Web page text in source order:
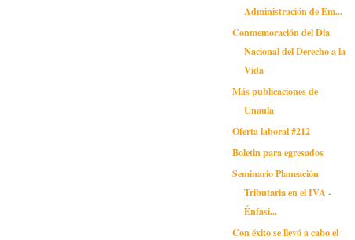
Administración de Em...
Conmemoración del Día
Nacional del Derecho a la
Vida
Más publicaciones de
Unaula
Oferta laboral #212
Boletin para egresados
Seminario Planeación
Tributaria en el IVA -
Énfasi...
Con éxito se llevó a cabo el